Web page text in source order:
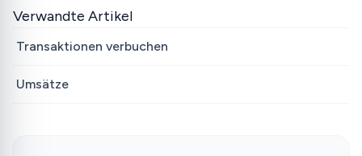
Verwandte Artikel
Transaktionen verbuchen
Umsätze